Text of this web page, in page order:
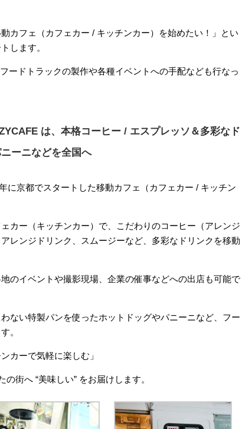
カフェ（カフェカー / キッチンカー）を始めたい！」とい
します。
ードトラックの製作や各種イベントへの手配なども行なっ
は、本格コーヒー / エスプレッソ＆多彩なド
ーニなどを全国へ
に京都でスタートした移動カフェ（カフェカー / キッチン
カー（キッチンカー）で、こだわりのコーヒー（アレンジ
レンジドリンク、スムージーなど、多彩なドリンクを移動
のイベントや撮影現場、企業の催事などへの出店も可能で
ない特製パンを使ったホットドッグやパニーニなど、フー
。
カーで気軽に楽しむ」
街へ “美味しい” をお届けします。